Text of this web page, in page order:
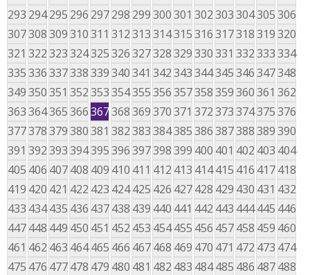
293 294295 296 297298 299300301 302303304305306
307308309310311 312313314315316317318319320
321 322323324325326327328329330331 332333334
335336337338339340341 342343344345346347348
349350351 352353354355356357358359360361 362
363364365366367368369370371 372373374375376
377378379380381 382383384385386387388389390
391 392393394395396397398399 400 401 402 403 404
405 406 407408 409 410 411 412 413 414415 416 417418
419 420 421 422 423 424425 426 427428 429 430 431 432
433 434435 436 437438 439 440 441 442 443 444445 446
447448 449 450 451 452 453 454455 456 457458 459 460
461 462 463 464465 466 467468 469 470 471 472 473 474
475 476 477478 479 480 481 482 483 484485 486 487488